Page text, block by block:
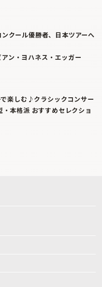
クール優勝者、日本ツアーへ
ン・ヨハネス・エッガー
楽しむ♪クラシックコンサー
・本格派 おすすめセレクショ